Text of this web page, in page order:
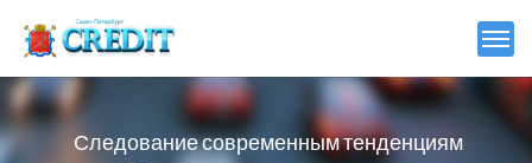
Следование современным тенденциям